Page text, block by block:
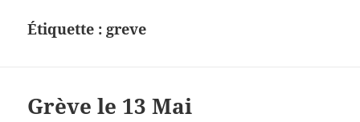
Étiquette : greve
Grève le 13 Mai